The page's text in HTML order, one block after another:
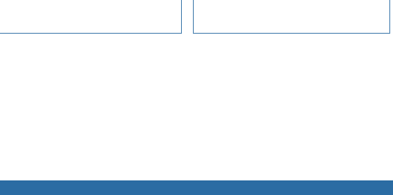
du transport aérien